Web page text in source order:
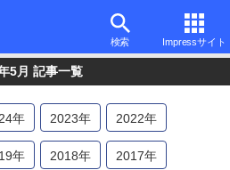
検索 Impressサイト
5月 記事一覧
年 2023年 2022年
年 2018年 2017年